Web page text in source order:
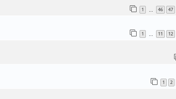
1 46 47
1 11 12
1 2